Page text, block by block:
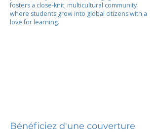
fosters a close-knit, multicultural community
where students grow into global citizens with a
love for learning.
Bénéficiez d'une couverture